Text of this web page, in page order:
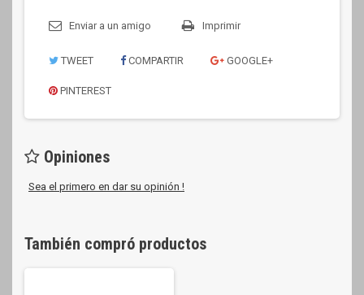
Enviar a un amigo Imprimir
TWEET COMPARTIR GOOGLE+
PINTEREST
Opiniones
Sea el primero en dar su opinión !
También compró productos